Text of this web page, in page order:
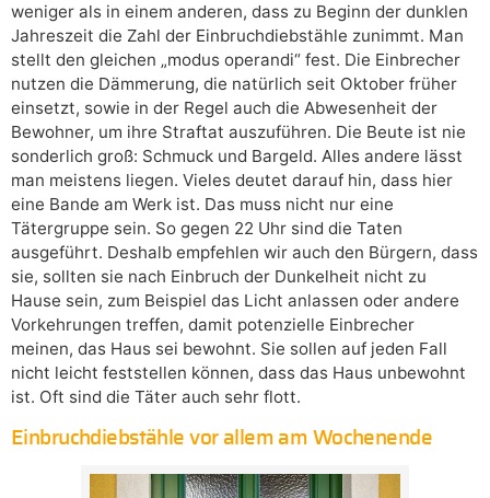
weniger als in einem anderen, dass zu Beginn der dunklen
Jahreszeit die Zahl der Einbruchdiebstähle zunimmt. Man
stellt den gleichen „modus operandi“ fest. Die Einbrecher
nutzen die Dämmerung, die natürlich seit Oktober früher
einsetzt, sowie in der Regel auch die Abwesenheit der
Bewohner, um ihre Straftat auszuführen. Die Beute ist nie
sonderlich groß: Schmuck und Bargeld. Alles andere lässt
man meistens liegen. Vieles deutet darauf hin, dass hier
eine Bande am Werk ist. Das muss nicht nur eine
Tätergruppe sein. So gegen 22 Uhr sind die Taten
ausgeführt. Deshalb empfehlen wir auch den Bürgern, dass
sie, sollten sie nach Einbruch der Dunkelheit nicht zu
Hause sein, zum Beispiel das Licht anlassen oder andere
Vorkehrungen treffen, damit potenzielle Einbrecher
meinen, das Haus sei bewohnt. Sie sollen auf jeden Fall
nicht leicht feststellen können, dass das Haus unbewohnt
ist. Oft sind die Täter auch sehr flott.
Einbruchdiebstähle vor allem am Wochenende